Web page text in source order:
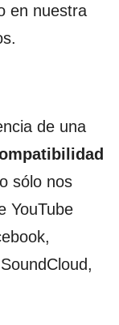
en nuestra
de una
sólo nos
YouTube